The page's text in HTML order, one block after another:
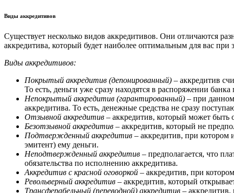
Виды аккредитивов
Существует несколько видов аккредитивов. Они отличаются
аккредитива, который будет наиболее оптимальным для вас
Виды аккредитивов:
Покрытый аккредитив (депонированный) – аккредитив
То есть, деньги уже сразу находятся в распоряжении
Непокрытый аккредитив (гарантированный) – при
аккредитива. То есть, денежные средства не сразу
Отзывной аккредитив – аккредитив, который может быть
Безотзывной аккредитив – аккредитив, который не
Подтвержденный аккредитив – аккредитив, при котором
эмитент) ему деньги.
Неподтвержденный аккредитив – предполагается, что
обязательства по исполнению аккредитива.
Аккредитив с красной оговоркой – аккредитив, при
Револьверный аккредитив – аккредитив, который
Трансферабельный (переводной) аккредитив –